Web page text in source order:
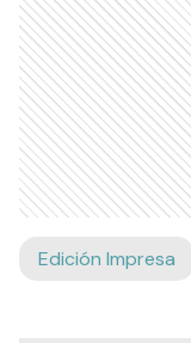
Edición Impresa